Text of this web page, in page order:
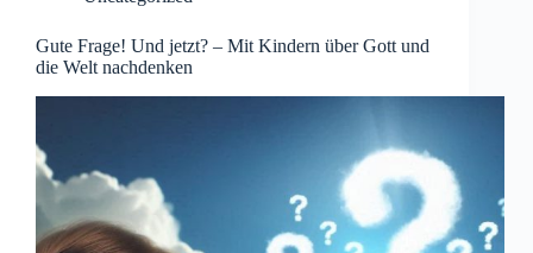
Gute Frage! Und jetzt? – Mit Kindern über Gott und
die Welt nachdenken